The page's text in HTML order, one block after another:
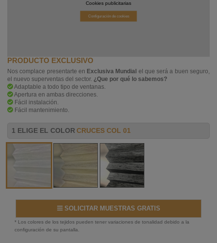
Cookies publicitarias
Configuración de cookies
PRODUCTO EXCLUSIVO
Nos complace presentarte en Exclusiva Mundial el que será a buen seguro,
el nuevo superventas del sector. ¿Que por qué lo sabemos?
Adaptable a todo tipo de ventanas.
Apertura en ambas direcciones.
Fácil instalación.
Fácil mantenimiento.
1 ELIGE EL COLOR CRUCES COL 01
SOLICITAR MUESTRAS GRATIS
* Los colores de los tejidos pueden tener variaciones de tonalidad debido a la
configuración de su pantalla.